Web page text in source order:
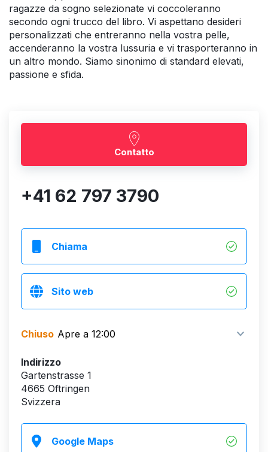
ragazze da sogno selezionate vi coccoleranno
secondo ogni trucco del libro. Vi aspettano desideri
personalizzati che entreranno nella vostra pelle,
accenderanno la vostra lussuria e vi trasporteranno in
un altro mondo. Siamo sinonimo di standard elevati,
passione e sfida.
Contatto
+41 62 797 3790
Chiama
Sito web
Chiuso Apre a 12:00
Indirizzo
Gartenstrasse 1
4665 Oftringen
Svizzera
Google Maps